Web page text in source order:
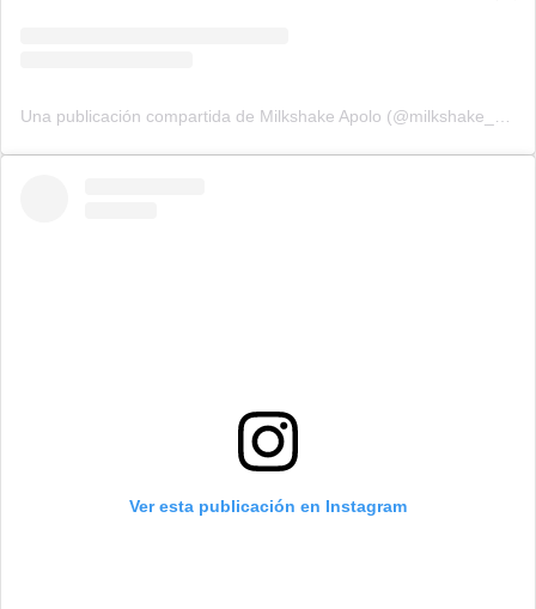
Una publicación compartida de Milkshake Apolo (@milkshake_apolo)
Ver esta publicación en Instagram